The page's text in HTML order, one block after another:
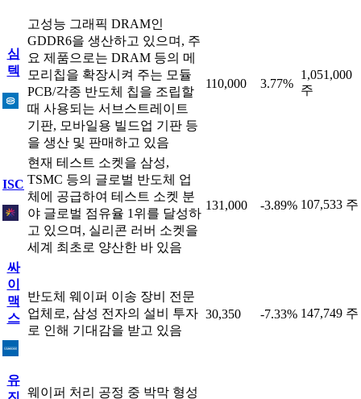
심
텍
고성능 그래픽 DRAM인
GDDR6을 생산하고 있으며, 주
요 제품으로는 DRAM 등의 메
모리칩을 확장시켜 주는 모듈
PCB/각종 반도체 칩을 조립할
때 사용되는 서브스트레이트
기판, 모바일용 빌드업 기판 등
을 생산 및 판매하고 있음
110,000 3.77%
1,051,000
주
ISC
현재 테스트 소켓을 삼성,
TSMC 등의 글로벌 반도체 업
체에 공급하여 테스트 소켓 분
야 글로벌 점유율 1위를 달성하
고 있으며, 실리콘 러버 소켓을
세계 최초로 양산한 바 있음
131,000 -3.89% 107,533 주
싸
이
맥
스
반도체 웨이퍼 이송 장비 전문
업체로, 삼성 전자의 설비 투자
로 인해 기대감을 받고 있음
30,350 -7.33% 147,749 주
유
웨이퍼 처리 공정 중 박막 형성